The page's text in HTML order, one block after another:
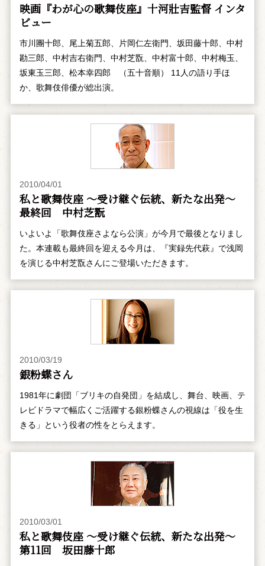
映画『わが心の歌舞伎座』十河壯吉監督 インタ
ビュー
市川團十郎、尾上菊五郎、片岡仁左衛門、坂田藤十郎、中村
勘三郎、中村吉右衛門、中村芝翫、中村富十郎、中村梅玉、
坂東玉三郎、松本幸四郎 （五十音順） 11人の語り手ほ
か、歌舞伎俳優が総出演。
2010/04/01
私と歌舞伎座 ～受け継ぐ伝統、新たな出発～
最終回 中村芝翫
いよいよ「歌舞伎座さよなら公演」が今月で最後となりまし
た。本連載も最終回を迎える今月は、『実録先代萩』で浅岡
を演じる中村芝翫さんにご登場いただきます。
2010/03/19
銀粉蝶さん
1981年に劇団「ブリキの自発団」を結成し、舞台、映画、テ
レビドラマで幅広くご活躍する銀粉蝶さんの視線は「役を生
きる」という役者の性をとらえます。
2010/03/01
私と歌舞伎座 ～受け継ぐ伝統、新たな出発～
第11回 坂田藤十郎